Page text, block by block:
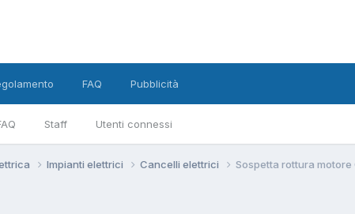
Staff Utenti connessi
FAQ Pubblicità
Impianti elettrici Cancelli elettrici Sospetta rottura motore